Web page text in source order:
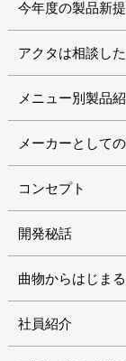
今年度の製品新
アクタは相談し
メニュー別製品
メーカーとして
コンセプト
開発秘話
曲物からはじま
社員紹介